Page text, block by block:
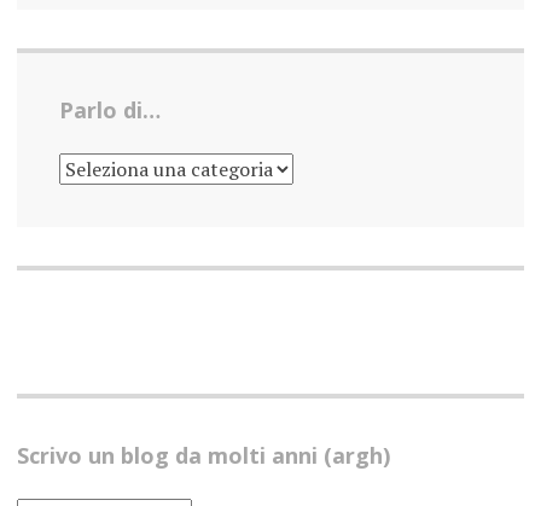
Parlo di…
PARLO
DI…
Scrivo un blog da molti anni (argh)